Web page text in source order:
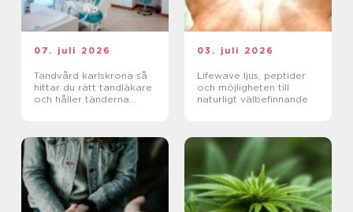
07. juli 2026
Tandvård karlskrona så
hittar du rätt tandläkare
och håller tänderna
03. juli 2026
Lifewave ljus, peptider
och möjligheten till
naturligt välbefinnande